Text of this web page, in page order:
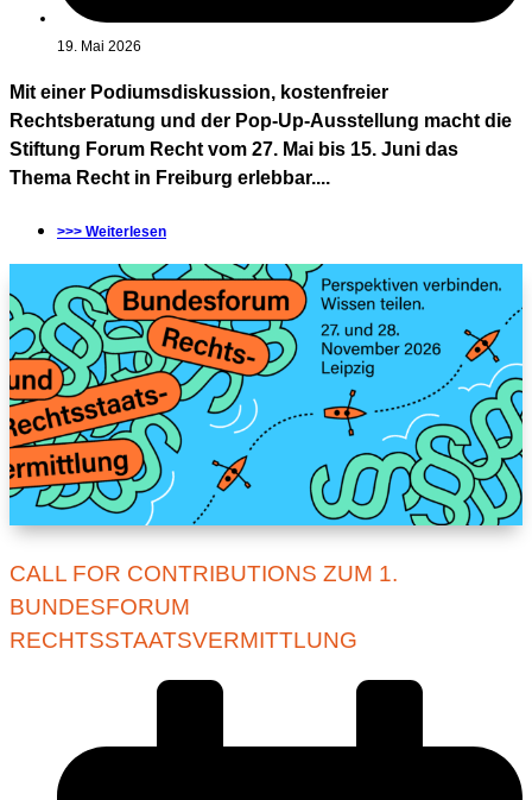
19. Mai 2026
Mit einer Podiumsdiskussion, kostenfreier
Rechtsberatung und der Pop-Up-Ausstellung macht die
Stiftung Forum Recht vom 27. Mai bis 15. Juni das
Thema Recht in Freiburg erlebbar....
>>> Weiterlesen
CALL FOR CONTRIBUTIONS ZUM 1.
BUNDESFORUM
RECHTSSTAATSVERMITTLUNG